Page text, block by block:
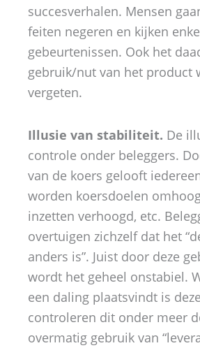
succesverhalen. Mensen
feiten negeren en kijken
gebeurtenissen. Ook het
gebruik/nut van het product
vergeten.
Illusie van stabiliteit. De
controle onder beleggers.
van de koers gelooft
worden koersdoelen
inzetten verhoogd, etc.
overtuigen zichzelf dat het
anders is”. Juist door deze
wordt het geheel onstabiel.
een daling plaatsvindt is
controleren dit onder meer
overmatig gebruik van